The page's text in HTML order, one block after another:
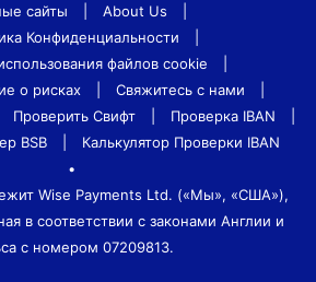
сайты About Us
Конфиденциальности
файлов cookie
о рисках
Свяжитесь с нами
Проверить Свифт Проверка IBAN
BSB
Калькулятор Проверки IBAN
•
Wise Payments Ltd. («Мы», «США»),
в соответствии с законами Англии и
с номером 07209813.